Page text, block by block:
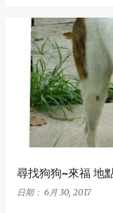
尋找狗狗~來福 地
日期： 6月 30, 2017